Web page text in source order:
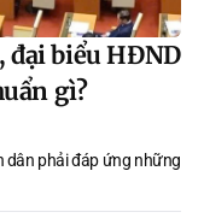
gì?
dân phải đáp ứng những